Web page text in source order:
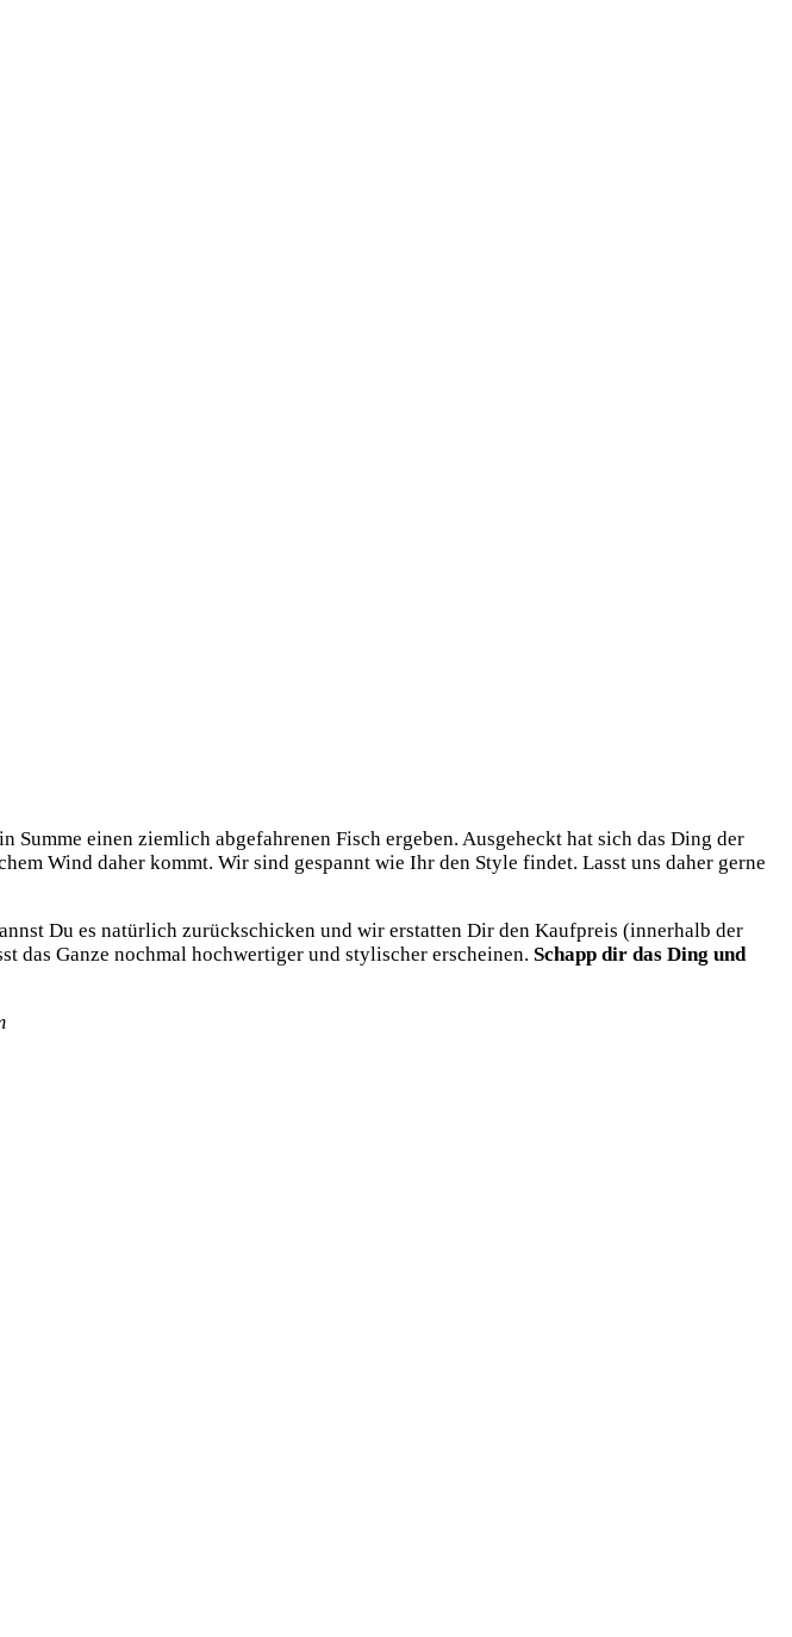
einen ziem­lich abge­fah­re­nen Fisch erge­ben. Aus­ge­heckt hat sich das Ding der
Wind daher kommt. Wir sind gespannt wie Ihr den Style fin­det. Lasst uns daher ger­ne
Du es natür­lich zurück­schi­cken und wir erstat­ten Dir den Kauf­preis (inner­halb der
das Gan­ze noch­mal hoch­wer­ti­ger und sty­li­scher erschei­nen. Schapp dir das Ding und